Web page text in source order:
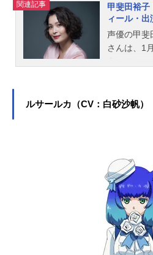
関連記事
甲斐田裕子
ィール・
声優の甲斐
さんは、1
います。こ
ルサールカ（CV：白砂沙帆）